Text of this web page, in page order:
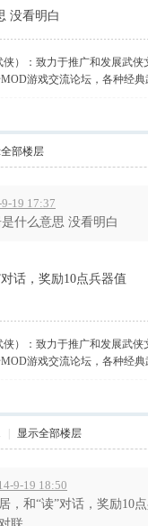
没看明白
侠）：致力于推广和发展武
游戏交流论坛，各种经
部楼层
19 17:37
什么意思 没看明白
话，奖励10点兵器值
侠）：致力于推广和发展武
游戏交流论坛，各种经
显示全部楼层
9-19 18:50
，和“读”对话，奖励10